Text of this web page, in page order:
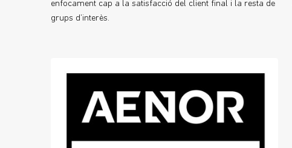
enfocament cap a la satisfacció del client final i la resta de
grups d’interès.